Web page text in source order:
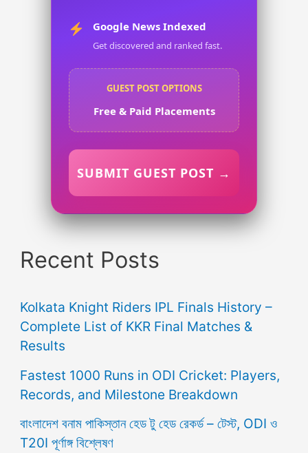
Google News Indexed
Get discovered and ranked fast.
GUEST POST OPTIONS
Free & Paid Placements
SUBMIT GUEST POST →
Recent Posts
Kolkata Knight Riders IPL Finals History –
Complete List of KKR Final Matches &
Results
Fastest 1000 Runs in ODI Cricket: Players,
Records, and Milestone Breakdown
বাংলাদেশ বনাম পাকিস্তান হেড টু হেড রেকর্ড – টেস্ট, ODI ও
T20I পূর্ণাঙ্গ বিশ্লেষণ